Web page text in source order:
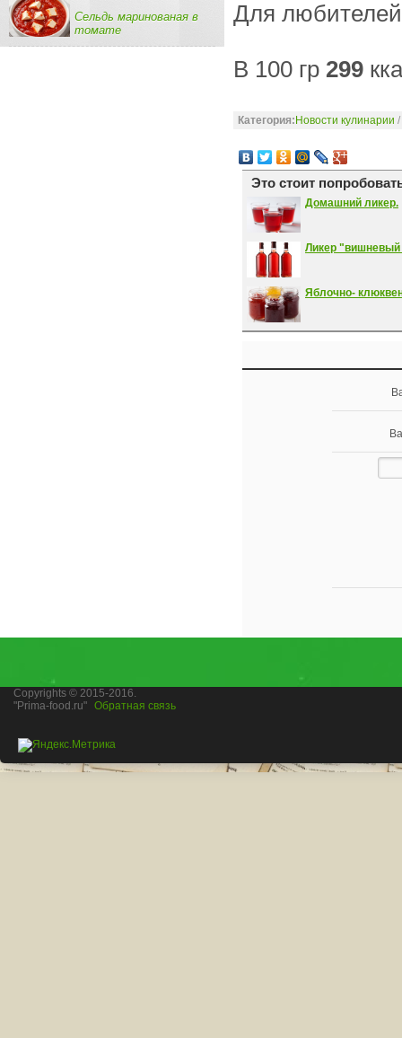
Сельдь маринованая в
томате
Для любителей
В 100 гр 299
Категория: Новости кулинарии /
Это стоит
Домашний ликер.
Ликер "вишневый
Яблочно-
Copyrights © 2015-2016.
"Prima-food.ru" Обратная связь